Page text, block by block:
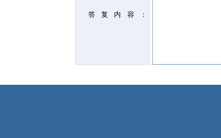
答复内容：